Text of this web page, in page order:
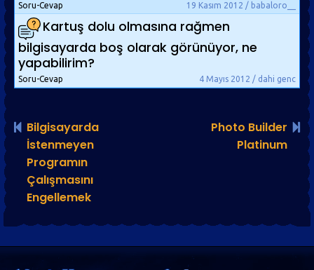
19 Kasım 2012 / babaloro__
Soru-Cevap
Kartuş dolu olmasına rağmen
bilgisayarda boş olarak görünüyor, ne
yapabilirim?
4 Mayıs 2012 / dahi genc
Soru-Cevap
Bilgisayarda
İstenmeyen
Programın
Çalışmasını
Engellemek
Photo Builder
Platinum